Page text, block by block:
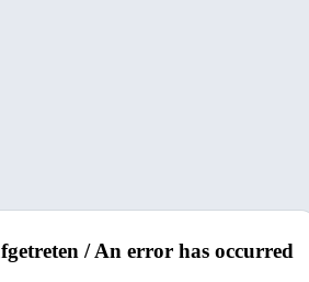
/ An error has occurred